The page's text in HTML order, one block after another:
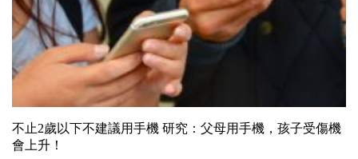
不止2歲以下不建議用手機 研究：父母用手機，孩子受傷機
會上升！